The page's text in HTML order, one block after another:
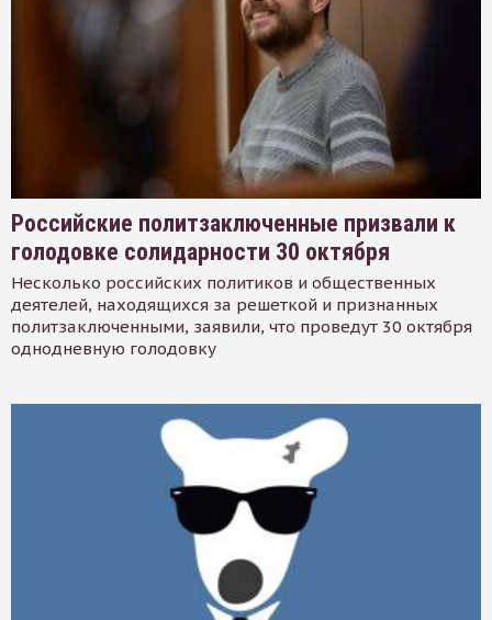
Российские политзаключенные призвали к
голодовке солидарности 30 октября
Несколько российских политиков и общественных
деятелей, находящихся за решеткой и признанных
политзаключенными, заявили, что проведут 30 октября
однодневную голодовку